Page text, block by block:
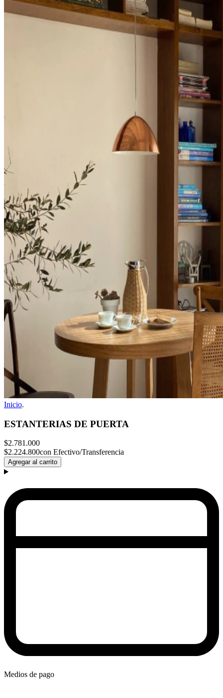
Inicio.
ESTANTERIAS DE PUERTA
$2.781.000
$2.224.800con Efectivo/Transferencia
Agregar al carrito
Medios de pago